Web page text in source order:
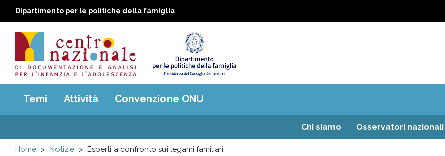
Dipartimento per le politiche della famiglia
Centro
nazionale
di
Main
menu
Temi Attività Convenzione ONU
Chi siamo Osservatori nazionali
Home Notizie Esperti a confronto sui legami familiari